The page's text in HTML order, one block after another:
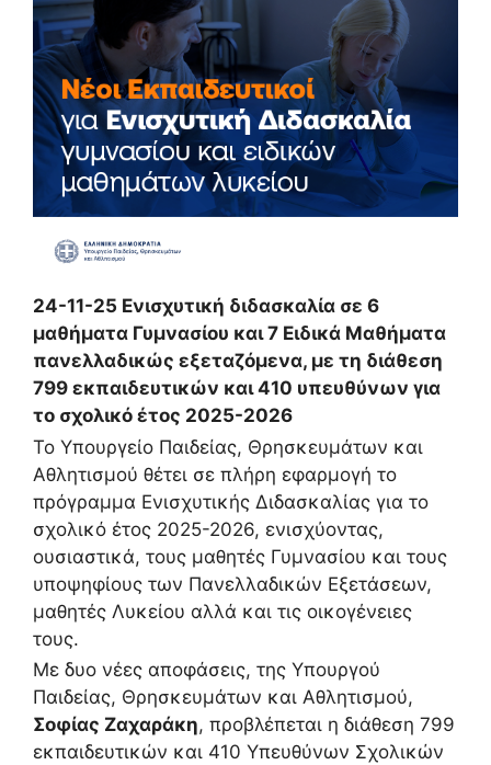
24-11-25 Ενισχυτική διδασκαλία σε 6
μαθήματα Γυμνασίου και 7 Ειδικά Μαθήματα
πανελλαδικώς εξεταζόμενα, με τη διάθεση
799 εκπαιδευτικών και 410 υπευθύνων για
το σχολικό έτος 2025-2026
Το Υπουργείο Παιδείας, Θρησκευμάτων και
Αθλητισμού θέτει σε πλήρη εφαρμογή το
πρόγραμμα Ενισχυτικής Διδασκαλίας για το
σχολικό έτος 2025-2026, ενισχύοντας,
ουσιαστικά, τους μαθητές Γυμνασίου και τους
υποψηφίους των Πανελλαδικών Εξετάσεων,
μαθητές Λυκείου αλλά και τις οικογένειες
τους.
Με δυο νέες αποφάσεις, της Υπουργού
Παιδείας, Θρησκευμάτων και Αθλητισμού,
Σοφίας Ζαχαράκη, προβλέπεται η διάθεση 799
εκπαιδευτικών και 410 Υπευθύνων Σχολικών